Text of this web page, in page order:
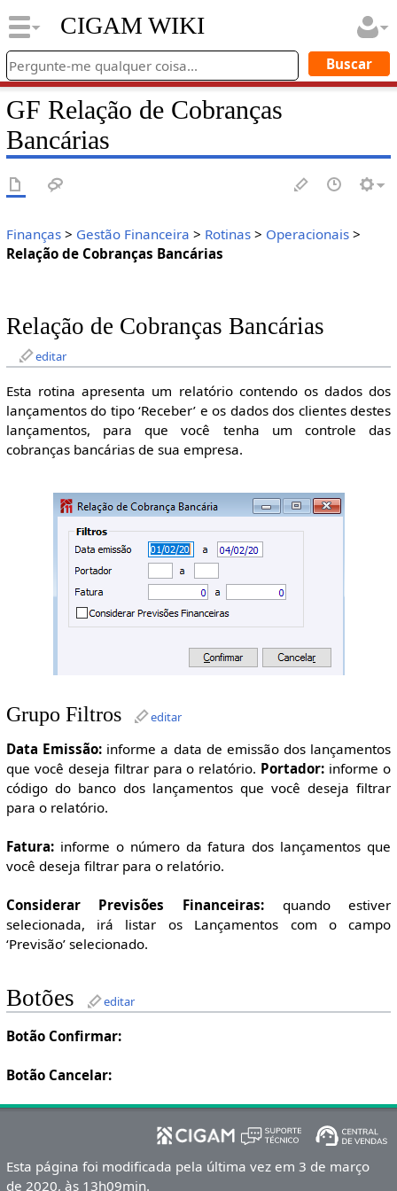
CIGAM WIKI
GF Relação de Cobranças
Bancárias
Finanças> Gestão Financeira > Rotinas> Operacionais>
Relação de Cobranças Bancárias
Relação de Cobranças Bancárias
editar
Esta rotina apresenta um relatório contendo os dados dos
lançamentos do tipo ‘Receber’ e os dados dos clientes destes
lançamentos, para que você tenha um controle das
cobranças bancárias de sua empresa.
Grupo Filtros editar
Data Emissão: informe a data de emissão dos lançamentos
que você deseja filtrar para o relatório. Portador: informe o
código do banco dos lançamentos que você deseja filtrar
para o relatório.
Fatura:informe o número da fatura dos lançamentos que
você deseja filtrar para o relatório.
Considerar Previsões Financeiras: quando estiver
selecionada, irá listar os Lançamentos com o campo
‘Previsão’ selecionado.
Botões editar
Botão Confirmar:
Botão Cancelar:
Esta página foi modificada pela última vez em 3 de março
de 2020, às 13h09min.